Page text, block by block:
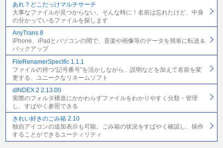
あれ？どこだっけマルチサーチ
大事なファイルが見つからない、そんな時に！名前は忘れたけど、中身
の分かっているファイルを探します
AnyTrans 8
iPhone、iPadとパソコンの間で、音楽や画像等のデータを簡単に転送＆
バックアップ
FileRenamerSpecific 1.1.1
ファイルの持つ“記号番号”を活かしながら、説明などを加えて名前を変
更する、ユニークなリネームソフト
dINDEX.2 2.13.00
実際のフォルダ構造にかかわらずファイルをわかりやすく分類・管理
し、すばやく参照できる
きれい好きのごみ箱 2.10
独自アイコンの追加表示も可能。ごみ箱の状況をすばやく確認し、操作
することができるユーティリティ